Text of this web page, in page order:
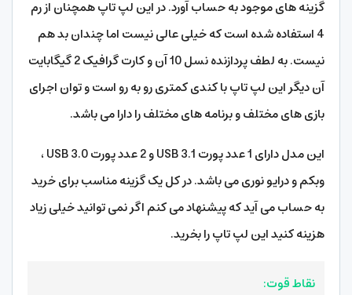
گزینه های موجود به حساب آورد. در این لپ تاپ همچنان از رم
4 استفاده شده است که خیلی عالی نیست اما چندان بد هم
نیست. به لطف پردازنده نسل 10 آن و کارت گرافیک 2 گیگابایت
آن دیگر این لپ تاپ با کندی کمتری رو به رو است و توان اجرای
بازی های مختلف و برنامه های مختلف را دارا می باشد.
این مدل دارای 1 عدد پورت USB 3.1 و 2 عدد پورت USB 3.0 ،
وبکم و درایو نوری می باشد. در کل یک گزینه مناسب برای خرید
به حساب می آید که پیشنهاد می کنم اگر نمی توانید خیلی زیاد
هزینه کنید این لپ تاپ را بخرید.
نقاط قوت: